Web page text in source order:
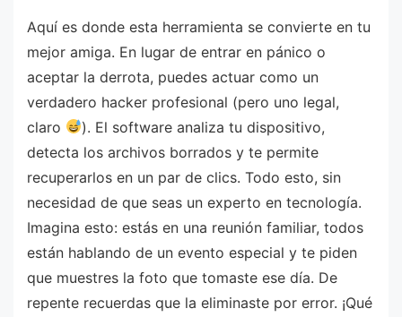
Aquí es donde esta herramienta se convierte en tu
mejor amiga. En lugar de entrar en pánico o
aceptar la derrota, puedes actuar como un
verdadero hacker profesional (pero uno legal,
claro
). El software analiza tu dispositivo,
detecta los archivos borrados y te permite
recuperarlos en un par de clics. Todo esto, sin
necesidad de que seas un experto en tecnología.
Imagina esto: estás en una reunión familiar, todos
están hablando de un evento especial y te piden
que muestres la foto que tomaste ese día. De
repente recuerdas que la eliminaste por error. ¡Qué